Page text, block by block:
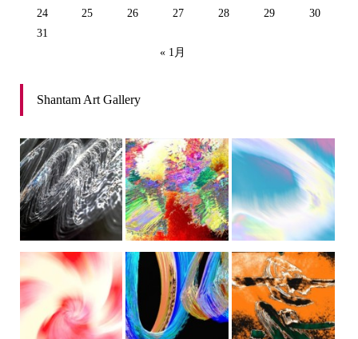
24
25 26 27 28 29
30
31
« 1月
Shantam Art Gallery